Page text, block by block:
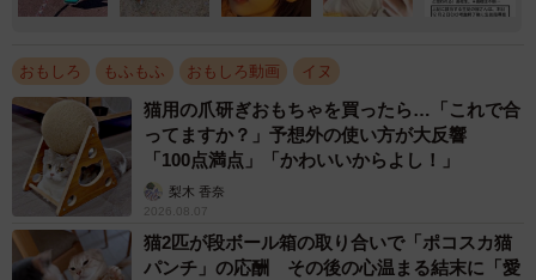
おもしろ もふもふ おもしろ動画 イヌ
猫用の爪研ぎおもちゃを買ったら…「これで合
ってますか？」予想外の使い方が大反響
「100点満点」「かわいいからよし！」
梨木 香奈
2026.08.07
猫2匹が段ボール箱の取り合いで「ポコスカ猫
パンチ」の応酬 その後の心温まる結末に「愛